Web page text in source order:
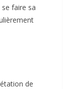
faire sa
de